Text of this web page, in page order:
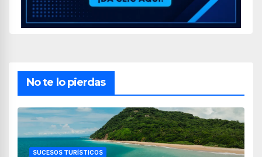
No te lo pierdas
SUCESOS TURÍSTICOS